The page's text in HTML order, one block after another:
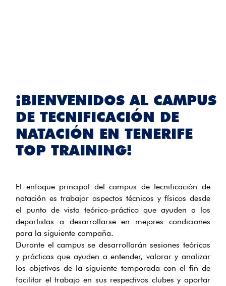
¡BIENVENIDOS AL CAMPUS
DE TECNIFICACIÓN DE
NATACIÓN EN TENERIFE
TOP TRAINING!
El enfoque principal del campus de tecnificación de
natación es trabajar aspectos técnicos y físicos desde
el punto de vista teórico-práctico que ayuden a los
deportistas a desarrollarse en mejores condiciones
para la siguiente campaña.
Durante el campus se desarrollarán sesiones teóricas
y prácticas que ayuden a entender, valorar y analizar
los objetivos de la siguiente temporada con el fin de
facilitar el trabajo en sus respectivos clubes y aportar